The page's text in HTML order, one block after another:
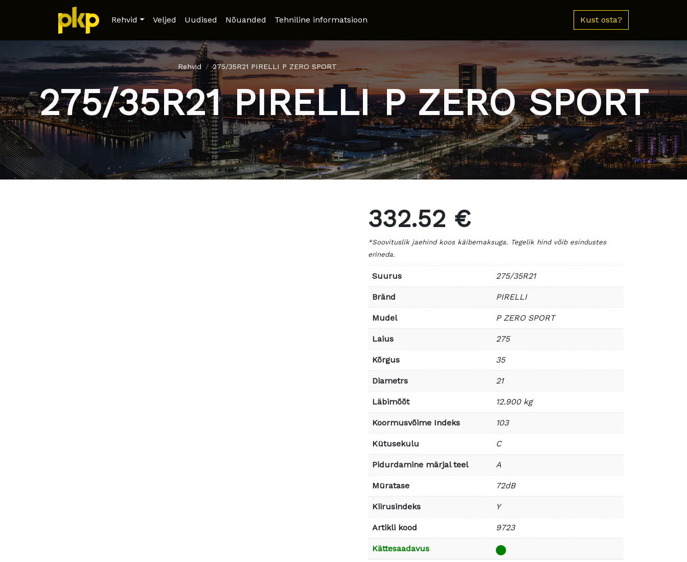
Rehvid Veljed Uudised Nõuanded Tehniline informatsioon Kust osta?
Rehvid 275/35R21 PIRELLI P ZERO SPORT
275/35R21 PIRELLI P ZERO SPORT
332.52 €
*Soovituslik jaehind koos käibemaksuga. Tegelik hind võib esindustes
erineda.
Suurus 275/35R21
Bränd PIRELLI
Mudel P ZERO SPORT
Laius 275
Kõrgus 35
Diametrs 21
Läbimõõt 12.900 kg
Koormusvõime Indeks 103
Kütusekulu C
Pidurdamine märjal teel A
Müratase 72dB
Kiirusindeks Y
Artikli kood 9723
Kättesaadavus